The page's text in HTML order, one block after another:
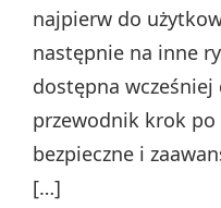
najpierw do
następnie na inne
dostępna
przewodnik krok
bezpieczne i
[…]